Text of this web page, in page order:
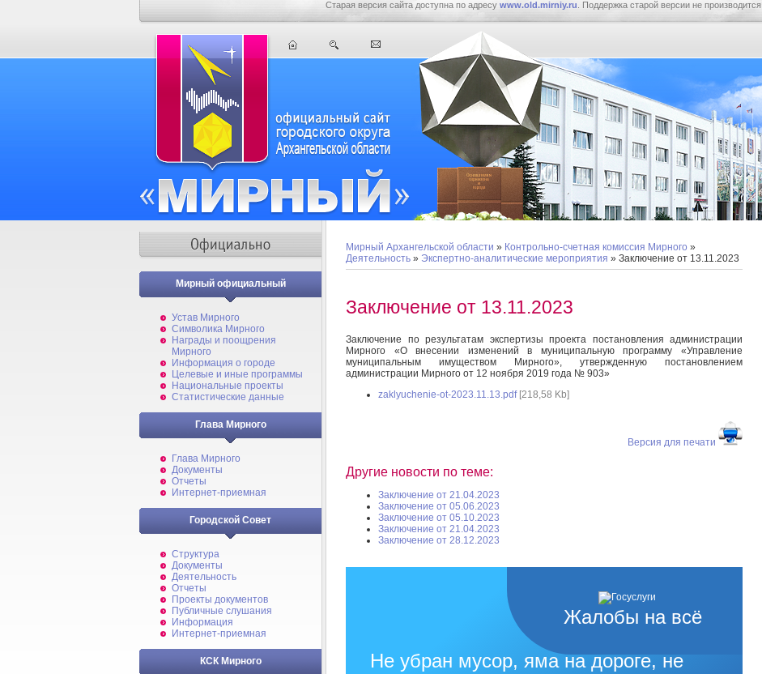
Старая версия сайта доступна по адресу www.old.mirniy.ru . Поддержка старой версии не производится.
Мирный официальный
Устав Мирного
Символика Мирного
Награды и поощрения
Мирного
Информация о городе
Целевые и иные программы
Национальные проекты
Статистические данные
Глава Мирного
Глава Мирного
Документы
Отчеты
Интернет-приемная
Городской Совет
Структура
Документы
Деятельность
Отчеты
Проекты документов
Публичные слушания
Информация
Интернет-приемная
КСК Мирного
Мирный Архангельской области » Контрольно-счетная комиссия Мирного »
Деятельность » Экспертно-аналитические мероприятия » Заключение от 13.11.2023
Заключение от 13.11.2023
Заключение по результатам экспертизы проекта постановления администрации
Мирного «О внесении изменений в муниципальную программу «Управление
муниципальным имуществом Мирного», утвержденную постановлением
администрации Мирного от 12 ноября 2019 года № 903»
zaklyuchenie-ot-2023.11.13.pdf[218,58 Kb]
Версия для печати
Другие новости по теме:
Заключение от 21.04.2023
Заключение от 05.06.2023
Заключение от 05.10.2023
Заключение от 21.04.2023
Заключение от 28.12.2023
Жалобы на всё
Не убран мусор, яма на дороге, не